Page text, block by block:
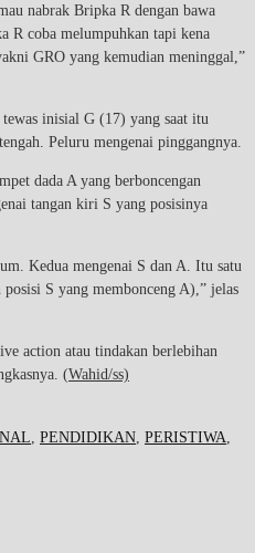
nabrak Bripka R dengan bawa
R coba melumpuhkan tapi kena
GRO yang kemudian meninggal,”
inisial G (17) yang saat itu
Peluru mengenai pinggangnya.
dada A yang berboncengan
tangan kiri S yang posisinya
Kedua mengenai S dan A. Itu satu
S yang membonceng A),” jelas
action atau tindakan berlebihan
(Wahid/ss)
PENDIDIKAN PERISTIWA